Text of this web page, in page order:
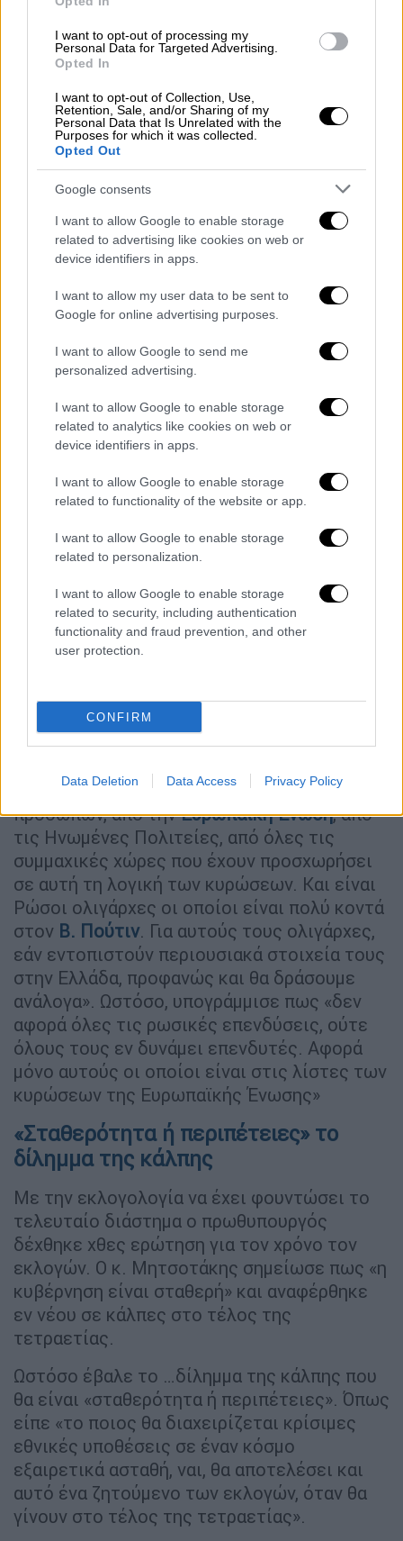
I want to opt-out of processing my
Personal Data for Targeted Advertising.
Opted In
I want to opt-out of Collection, Use,
Retention, Sale, and/or Sharing of my
Personal Data that Is Unrelated with the
Purposes for which it was collected.
Opted Out
Google consents
I want to allow Google to enable storage
related to advertising like cookies on web or
device identifiers in apps.
I want to allow my user data to be sent to
Google for online advertising purposes.
I want to allow Google to send me
personalized advertising.
I want to allow Google to enable storage
related to analytics like cookies on web or
device identifiers in apps.
I want to allow Google to enable storage
related to functionality of the website or app.
I want to allow Google to enable storage
related to personalization.
I want to allow Google to enable storage
related to security, including authentication
functionality and fraud prevention, and other
user protection.
CONFIRM
Data Deletion Data Access Privacy Policy
αύξηση τουκατώτατου μισθού» το Μάιο και
στην περαιτέρω μείωση των φόρων. Όσον
αφορά στον κατώτατο μισθό - που
διαμορφώνεται στα663 ευρώ- η τελική
αύξηση θα αποφασιστεί ανάλογα και με τις
αντοχές της ελληνικής οικονομίας. Στο
πεδίο των φόρων σε αυτή τη χρονική
συγκυρία η κυβέρνηση «ποντάρει» στον
ΕΝΦΙΑ, κάνοντας λόγο για μειώσεις που
αφορούν στο 80% των ελληνικών
Από εκεί και πέρα αναζητούνται και
πρόσθετα μέτρα στήριξης, τα οποία θα
«κλειδώσουν» το επόμενο διάστημα ανάλογα
πεδίο . Μεταξύ άλλων εκπονείται
συγκεκριμένο σχέδιο με στόχο φτηνότερη
στέγη, κυρίως για τους νέους.
Παράλληλα αισιοδοξία υπάρχει για την
τονίζεται είναι πως γίνονται κρατήσεις
νωρίτερα από άλλες εποχές. Όσον αφορά
στις απώλειες που θα υπάρξουν από τη
ρωσική αγορά οπρωθυπουργόςανέφερε πως
μιλάμε για 500.000 επισκέπτες σε ένα
σύνολο 25 ή και 30 εκατομμυρίων (ανάλογα
προσέθεσε «είναι απολύτως απορροφήσιμο
από την ελληνική αγορά».
σχετική ερώτηση- σημείωσε «υπάρχει λίστα
προσώπων, από τηνΕυρωπαϊκή Ένωση, από
τις Ηνωμένες Πολιτείες, από όλες τις
συμμαχικές χώρες που έχουν προσχωρήσει
σε αυτή τη λογική των κυρώσεων. Και είναι
Ρώσοι ολιγάρχες οι οποίοι είναι πολύ κοντά
στον Β. Πούτιν. Για αυτούς τους ολιγάρχες,
εάν εντοπιστούν περιουσιακά στοιχεία τους
στην Ελλάδα, προφανώς και θα δράσουμε
ανάλογα». Ωστόσο, υπογράμμισε πως «δεν
αφορά όλες τις ρωσικές επενδύσεις, ούτε
όλους τους εν δυνάμει επενδυτές. Αφορά
μόνο αυτούς οι οποίοι είναι στις λίστες των
κυρώσεων της Ευρωπαϊκής Ένωσης»
«Σταθερότητα ή περιπέτειες» το
δίλημμα της κάλπης
Με την εκλογολογία να έχει φουντώσει το
τελευταίο διάστημα ο πρωθυπουργός
δέχθηκε χθες ερώτηση για τον χρόνο τον
εκλογών. Ο κ. Μητσοτάκης σημείωσε πως «η
κυβέρνηση είναι σταθερή» και αναφέρθηκε
εν νέου σε κάλπες στο τέλος της
τετραετίας.
Ωστόσο έβαλε το …δίλημμα της κάλπης που
θα είναι «σταθερότητα ή περιπέτειες». Όπως
είπε «το ποιος θα διαχειρίζεται κρίσιμες
εθνικές υποθέσεις σε έναν κόσμο
εξαιρετικά ασταθή, ναι, θα αποτελέσει και
αυτό ένα ζητούμενο των εκλογών, όταν θα
γίνουν στο τέλος της τετραετίας».